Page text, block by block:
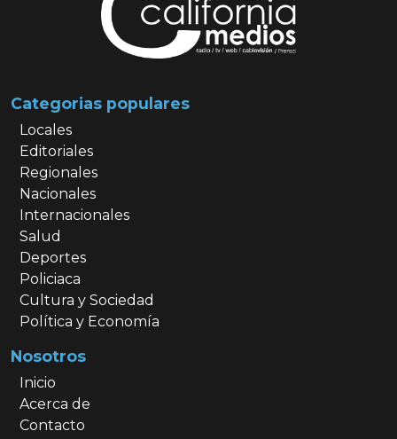
Categorias populares
Locales
Editoriales
Regionales
Nacionales
Internacionales
Salud
Deportes
Policiaca
Cultura y Sociedad
Política y Economía
Nosotros
Inicio
Acerca de
Contacto